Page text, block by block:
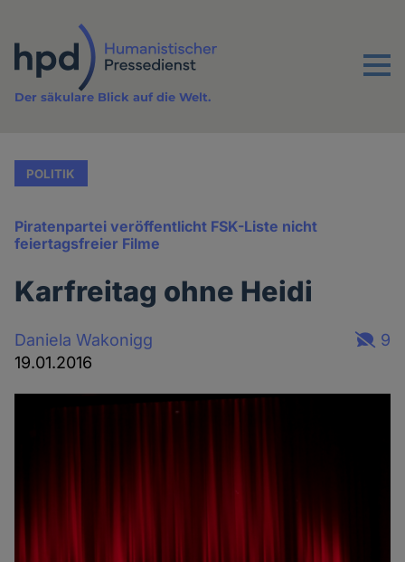
Inhalt
Menu
Der säkulare Blick auf die Welt.
POLITIK
Piratenpartei veröffentlicht FSK-Liste nicht
feiertagsfreier Filme
Karfreitag ohne Heidi
Daniela Wakonigg
19.01.2016
9